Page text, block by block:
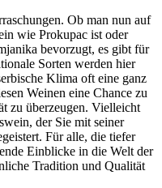
Ob man nun auf
wie Prokupac ist oder
bevorzugt, es gibt für
Sorten werden hier
Klima oft eine ganz
Weinen eine Chance zu
zu überzeugen. Vielleicht
der Sie mit seiner
Für alle, die tiefer
Einblicke in die Welt der
Tradition und Qualität